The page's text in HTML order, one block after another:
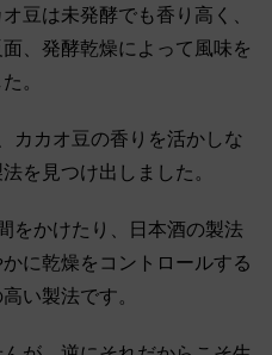
豆は未発酵でも香り高く、
、発酵乾燥によって風味を
。
カカオ豆の香りを活かしな
を見つけ出しました。
をかけたり、日本酒の製法
に乾燥をコントロールする
い製法です。